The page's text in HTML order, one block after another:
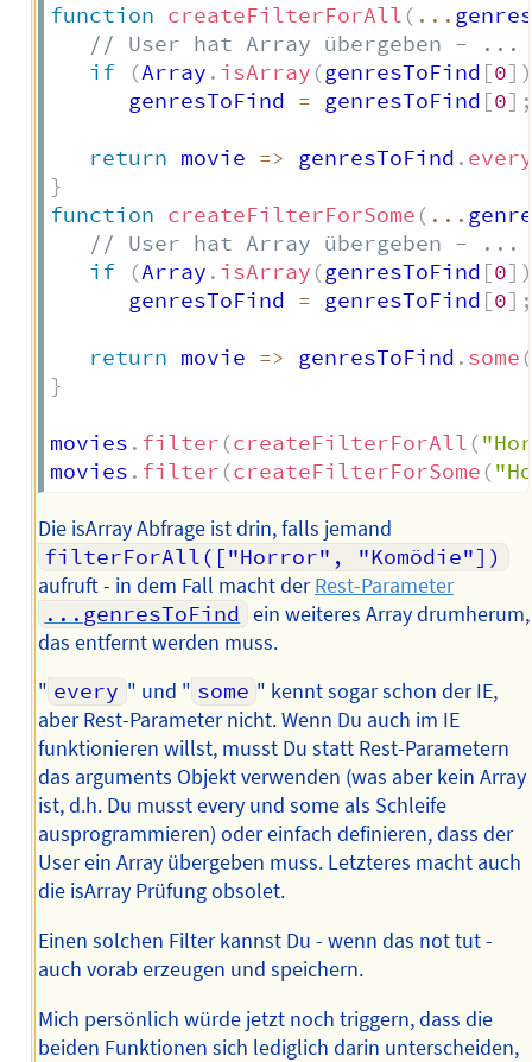
function createFilterForAll ( ...
// User hat Array übergeben - ...
if
(Array . isArray (genresToFind [0] )
      genresToFind
= genresToFind [0] ;
return movie => genresToFind . every
}
function createFilterForSome ( ...
// User hat Array übergeben - ...
if
(Array . isArray (genresToFind [0] )
      genresToFind
= genresToFind [0] ;
return movie => genresToFind . some (
}
movies . filter (createFilterForAll (
movies . filter (createFilterForSome (
Die isArray Abfrage ist drin, falls jemand
filterForAll(["Horror", "Komödie"])
aufruft - in dem Fall macht derRest-Parameter
...genresToFind ein weiteres Array drumherum,
das entfernt werden muss.
" every " und " some " kennt sogar schon der IE,
aber Rest-Parameter nicht. Wenn Du auch im IE
funktionieren willst, musst Du statt Rest-Parametern
das arguments Objekt verwenden (was aber kein Array
ist, d.h. Du musst every und some als Schleife
ausprogrammieren) oder einfach definieren, dass der
User ein Array übergeben muss. Letzteres macht auch
die isArray Prüfung obsolet.
Einen solchen Filter kannst Du - wenn das not tut -
auch vorab erzeugen und speichern.
Mich persönlich würde jetzt noch triggern, dass die
beiden Funktionen sich lediglich darin unterscheiden,